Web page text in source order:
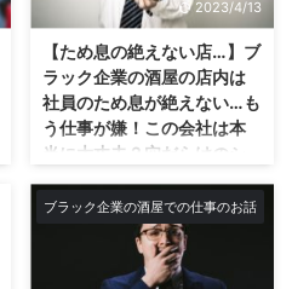
者のアルコール離れもあってしん
...
のとんでもない客からの言われよ
う、クレームについてです。 こ
れはあまりにも僕もストレスが溜
まったのでブログに書いて少しで
も吐き出そうと今書いておりま
す。w ネットショップを運営して
いると毎日のようにたくさんのお
客様からのクレームが入る。 僕
は店の店長でもあるので店でもク
レーム対応しているがまたネット
だと別次元の角度からの指摘の攻
2023/4/13
【ため息の絶えない店…】ブ
ラック企業の酒屋の店内は
社員のため息が絶えない…も
う仕事が嫌！この会社は本
当に大丈夫？穴だらけのシ
るアホなバイト見てため
息、自分のミスの不甲斐な
さにため息…仕事のため息に
もいっぱい種類あるんだよ
ブラック企業の酒屋での仕事のお話